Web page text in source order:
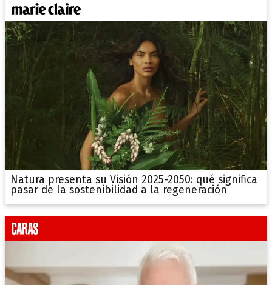
Natura presenta su Visión 2025-2050: qué significa
pasar de la sostenibilidad a la regeneración